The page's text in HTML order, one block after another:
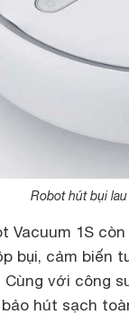
Robot hút bụi
Vacuum 1S
bụi, cảm biến
Cùng với công
bảo hút sạch